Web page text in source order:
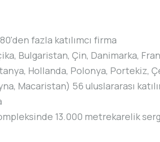
fazla katılımcı firma
Bulgaristan, Çin, Danimarka,
Hollanda, Polonya, Portekiz,
Macaristan) 56 uluslararası
13.000 metrekarelik